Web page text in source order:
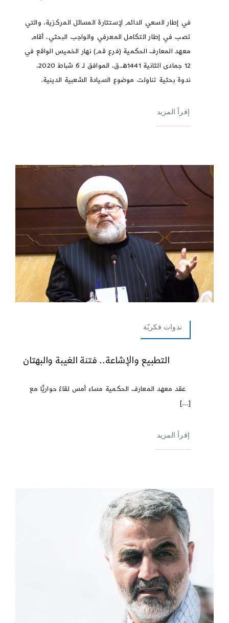
في إطار السعي الدائم لإستثارة المسائل المركزية، والتي
تصب في إطار التكامل المعرفي والواجب البحثي، أقام
معهد المعارف الحكمية (فرع قم) نهار الخميس الواقع في
12 جمادى الثانية 1441هـ.ق، الموافق لـ 6 شباط 2020،
ندوة بحثية تناولت موضوع السيادة الشعبية الدينية.
إقرأ المزيد
ندوات فكريّة
التطبيع والإشاعة.. فتنة الغيبة والبهتان
عقد معهد المعارف الحكمية مساء أمس لقاءً حواريًّا مع
[...]
إقرأ المزيد